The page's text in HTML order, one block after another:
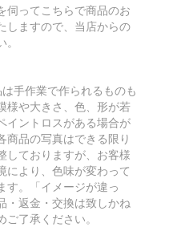
伺ってこちらで商品のお
しますので、当店からの
手作業で作られるものも
様や大きさ、色、形が若
イントロスがある場合が
商品の写真はできる限り
しておりますが、お客様
により、色味が変わって
す。「イメージが違っ
・返金・交換は致しかね
了承ください。